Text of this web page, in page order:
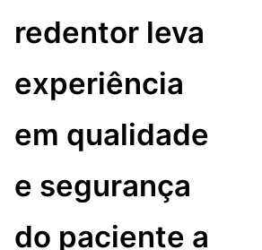
redentor leva
experiência
em qualidade
e segurança
do paciente a